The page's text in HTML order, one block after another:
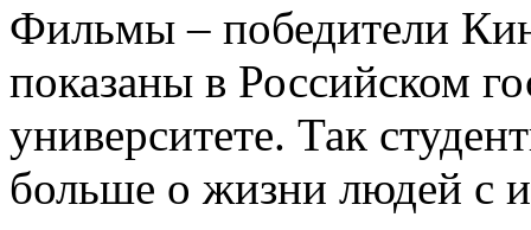
Фильмы – победители
показаны в Российском
университете. Так
больше о жизни людей с